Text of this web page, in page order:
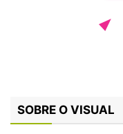
SOBRE O VISUAL